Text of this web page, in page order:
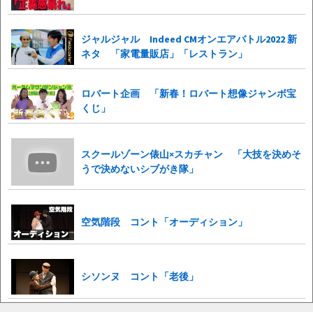
ジャルジャル Indeed CMオンエアバトル2022 新
ネタ 「家電量販店」「レストラン」
ロバート企画 「新春！ロバート想像ジャンボ宝
くじ」
スクールゾーン俵山×スカチャン 「大技を決めそ
うで決めないシブがき隊」
空気階段 コント「オーディション」
シソンヌ コント「老後」